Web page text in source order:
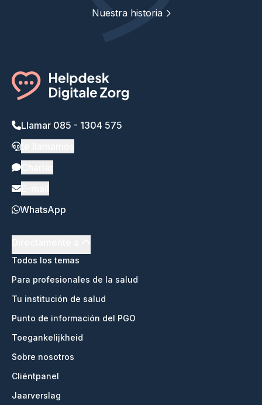
Nuestra historia
Llamar 085 - 1304 575
WhatsApp
Todos los temas
Para profesionales de la salud
Tu institución de salud
Punto de información del PGO
Toegankelijkheid
Sobre nosotros
Cliëntpanel
Jaarverslag